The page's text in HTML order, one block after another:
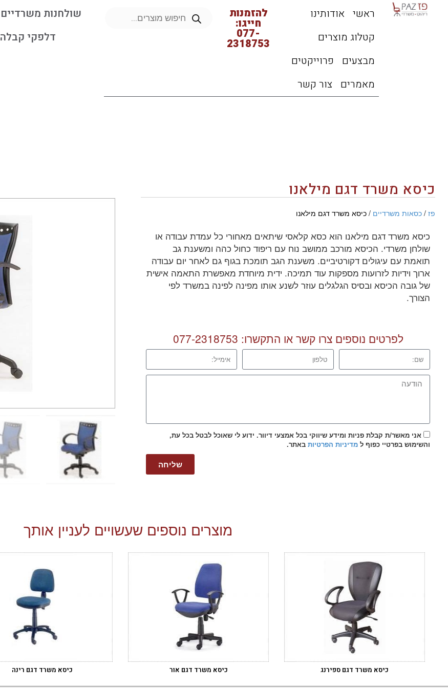
ראשי אודותינו
קטלוג מוצרים
מבצעים
פרוייקטים
מאמרים צור קשר
להזמנות
חייגו:
077-
2318753
שולחנות משרדיים
דלפקי קבלה
כיסא משרד דגם מילאנו
פז / כסאות משרדיים / כיסא משרד דגם מילאנו
כיסא משרד דגם מילאנו הוא כסא קלאסי שיתאים מאחורי כל עמדת עבודה או
שולחן משרדי. הכיסא מורכב ממושב נוח עם ריפוד כחול כהה ומשענת גב
תואמת עם עיגולים דקורטיביים. משענת הגב תומכת בגוף גם לאחר יום עבודה
ארוך וידיות לזרועות מספקות עוד תמיכה. ידית מיוחדת מאפשרת התאמה אישית
של גובה הכיסא ובסיס הגלגלים עוזר לשנע אותו מפינה לפינה במשרד לפי
הצורך.
לפרטים נוספים צרו קשר או התקשרו: 077-2318753
אני מאשר/ת קבלת פניות ומידע שיווקי בכל אמצעי דיוור. ידוע לי שאוכל לבטל בכל עת,
והשימוש בפרטיי כפוף ל מדיניות הפרטיות באתר.
שליחה
מוצרים נוספים שעשויים לעניין אותך
כיסא משרד דגם ספירנג כיסא משרד דגם אור כיסא משרד דגם רינה